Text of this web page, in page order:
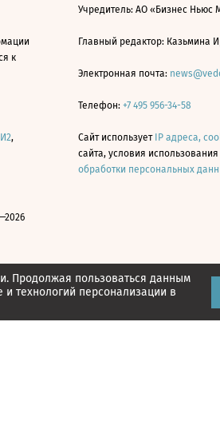
Продолжая пользоваться данным
технологий персонализации в
к
,
Учредитель: АО «Бизнес Ньюс
Главный редактор: Казьмина
Электронная почта:
Телефон: +7 495 956-34-58
Сайт использует IP адреса,
сайта, условия
обработки персональных